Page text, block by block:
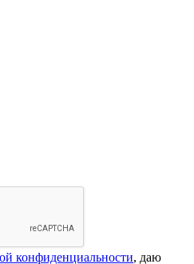
конфиденциальности, даю